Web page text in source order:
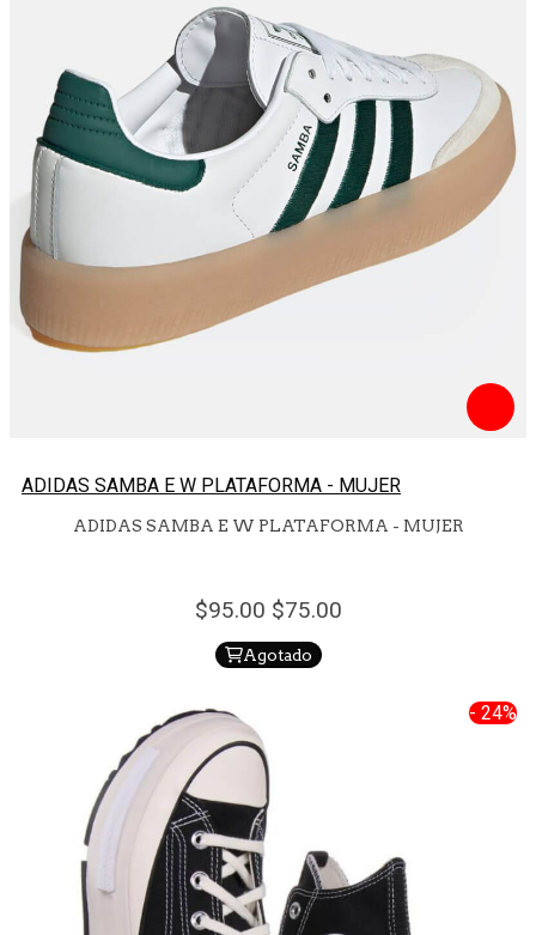
ADIDAS SAMBA E W PLATAFORMA - MUJER
ADIDAS SAMBA E W PLATAFORMA - MUJER
95.00 75.00
Agotado
- 24%